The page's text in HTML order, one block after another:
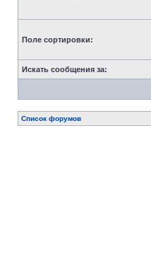
Поле сортировки:
Искать сообщения за:
Список форумов